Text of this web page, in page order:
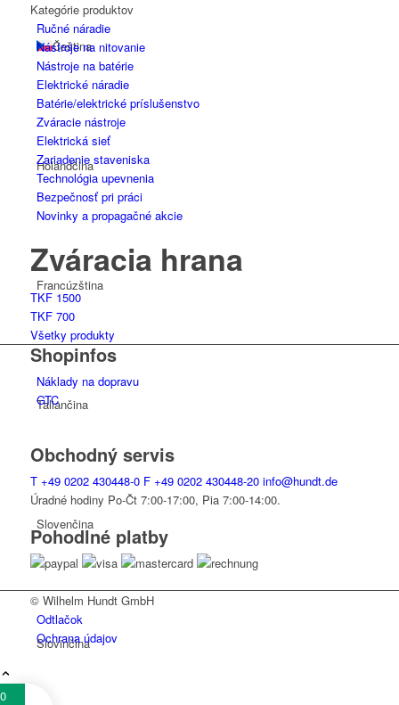
Čeština
Holandčina
Francúzština
Taliančina
Slovenčina
Slovinčina
Kategórie produktov
Ručné náradie
Nástroje na nitovanie
Nástroje na batérie
Elektrické náradie
Batérie/elektrické príslušenstvo
Zváracie nástroje
Elektrická sieť
Zariadenie staveniska
Technológia upevnenia
Bezpečnosť pri práci
Novinky a propagačné akcie
Zváracia hrana
TKF 1500
TKF 700
Všetky produkty
Shopinfos
Náklady na dopravu
GTC
Obchodný servis
T +49 0202 430448-0 F +49 0202 430448-20 info@hundt.de
Úradné hodiny Po-Čt 7:00-17:00, Pia 7:00-14:00.
Pohodlné platby
© Wilhelm Hundt GmbH
Odtlačok
Ochrana údajov
0